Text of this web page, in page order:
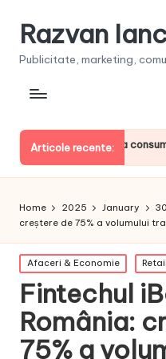
Razvan
Publicitate, marketing,
Articole recente:
europeni la consumul de
Home 2025 January 30
creștere de 75% a volumului
Posted
in
Afaceri & Economie
Fintechul
România:
75% a